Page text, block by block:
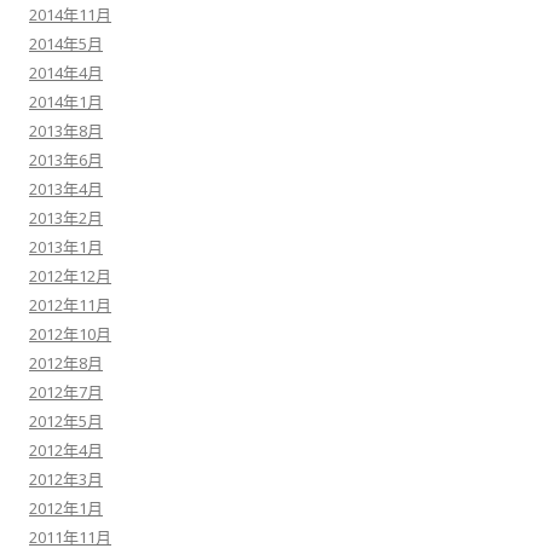
2014年11月
2014年5月
2014年4月
2014年1月
2013年8月
2013年6月
2013年4月
2013年2月
2013年1月
2012年12月
2012年11月
2012年10月
2012年8月
2012年7月
2012年5月
2012年4月
2012年3月
2012年1月
2011年11月